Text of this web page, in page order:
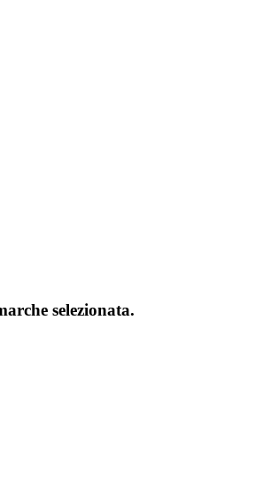
selezionata.